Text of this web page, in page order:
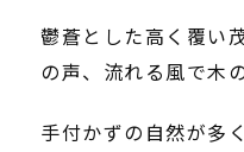
鬱蒼とした高く覆い
の声、流れる風で木
手付かずの自然が多